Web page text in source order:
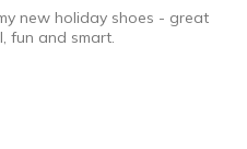
new holiday shoes - great
fun and smart.